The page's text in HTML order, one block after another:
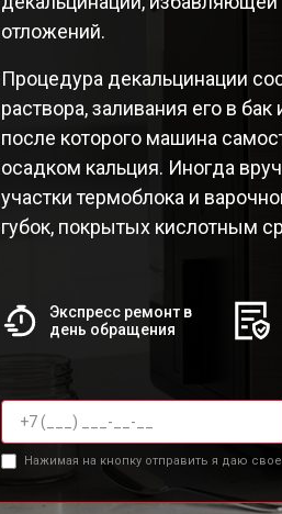
отложений.
Процедура декальцинации
раствора, заливания его в
после которого машина
осадком кальция. Иногда
участки термоблока и
губок, покрытых кислотным
Экспресс ремонт в
день обращения
Нажимая на кнопку отправить я даю